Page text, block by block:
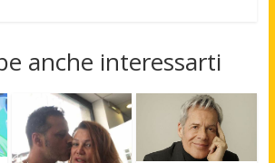
anche interessarti